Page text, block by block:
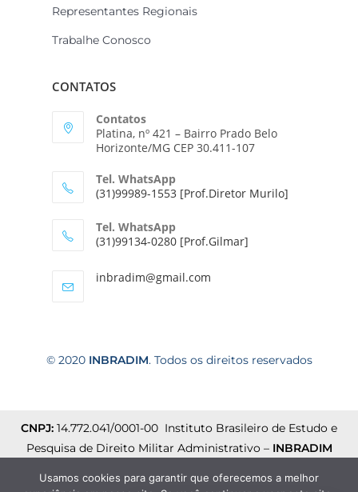
Representantes Regionais
Trabalhe Conosco
CONTATOS
Contatos
Platina, nº 421 – Bairro Prado Belo
Horizonte/MG CEP 30.411-107
Tel. WhatsApp
(31)99989-1553 [Prof.Diretor Murilo]
Tel. WhatsApp
(31)99134-0280 [Prof.Gilmar]
inbradim@gmail.com
© 2020 INBRADIM. Todos os direitos reservados
CNPJ: 14.772.041/0001-00 Instituto Brasileiro de Estudo e
Pesquisa de Direito Militar Administrativo – INBRADIM
Usamos cookies para garantir que oferecemos a melhor